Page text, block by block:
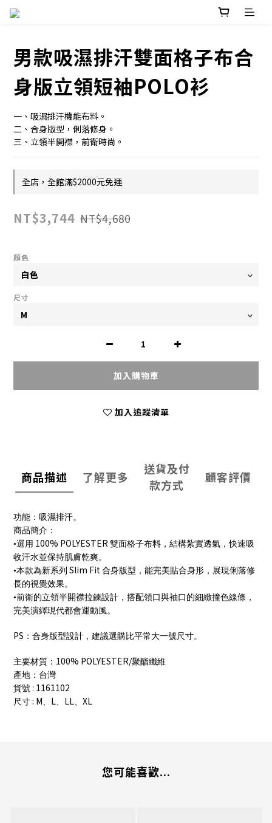
男款吸濕排汗雙面格子布合
身版立領短袖POLO衫
一、吸濕排汗機能布料。
二、合身版型，俐落修身。
三、立領半開襟，前衛時尚。
全店，全館滿$2000元免運
NT$3,744 NT$4,680
顏色
尺寸
加入購物車
加入追蹤清單
商品描述 了解更多
送貨及付
款方式
顧客評價
功能：吸濕排汗。
商品簡介：
•選用 100% POLYESTER 雙面格子布料，結構紮實透氣，快速吸
收汗水並保持肌膚乾爽。
•本款為新系列 Slim Fit 合身版型，能完美貼合身形，展現俐落修
長的視覺效果。
•前衛的立領半開襟拉鍊設計，搭配領口與袖口的細緻撞色線條，
完美演繹現代都會運動風。
PS ：合身版型設計，建議選購比平常大一號尺寸。
主要材質： 100% POLYESTER/聚酯纖維
產地：台灣
貨號 : 1161102
尺寸 : M、 L、 LL、 XL
您可能喜歡...